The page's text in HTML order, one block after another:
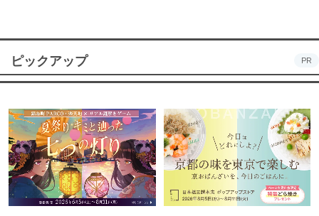
ピックアップ PR